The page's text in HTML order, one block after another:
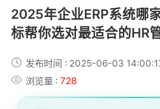
2025年企业ERP系统哪
标帮你选对最适合的HR
发布时间 : 2025-06-03
浏览量 : 728